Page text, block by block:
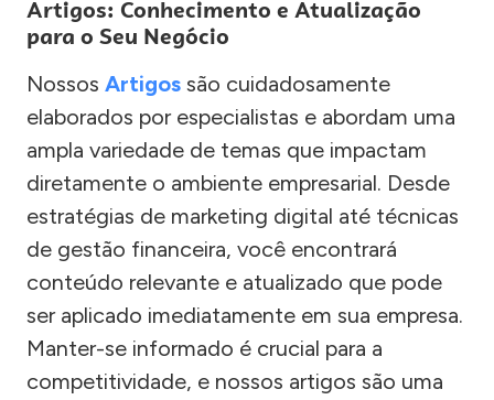
Artigos: Conhecimento e Atualização
para o Seu Negócio
Nossos Artigos são cuidadosamente
elaborados por especialistas e abordam uma
ampla variedade de temas que impactam
diretamente o ambiente empresarial. Desde
estratégias de marketing digital até técnicas
de gestão financeira, você encontrará
conteúdo relevante e atualizado que pode
ser aplicado imediatamente em sua empresa.
Manter-se informado é crucial para a
competitividade, e nossos artigos são uma